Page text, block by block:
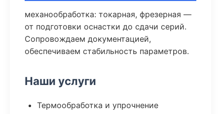
механообработка: токарная, фрезерная —
от подготовки оснастки до сдачи серий.
Сопровождаем документацией,
обеспечиваем стабильность параметров.
Наши услуги
Термообработка и упрочнение